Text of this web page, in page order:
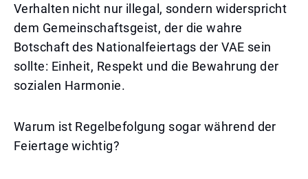
Verhalten nicht nur illegal, sondern widerspricht
dem Gemeinschaftsgeist, der die wahre
Botschaft des Nationalfeiertags der VAE sein
sollte: Einheit, Respekt und die Bewahrung der
sozialen Harmonie.
Warum ist Regelbefolgung sogar während der
Feiertage wichtig?